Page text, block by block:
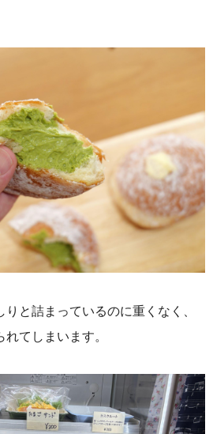
と詰まっているのに重くなく、
てしまいます。